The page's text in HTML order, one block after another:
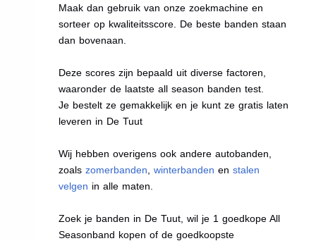
Maak dan gebruik van onze zoekmachine en
sorteer op kwaliteitsscore. De beste banden staan
dan bovenaan.
Deze scores zijn bepaald uit diverse factoren,
waaronder de laatste all season banden test.
Je bestelt ze gemakkelijk en je kunt ze gratis laten
leveren in De Tuut
Wij hebben overigens ook andere autobanden,
zoalszomerbanden ,winterbanden enstalen
velgen in alle maten.
Zoek je banden in De Tuut, wil je 1 goedkope All
Seasonband kopen of de goedkoopste